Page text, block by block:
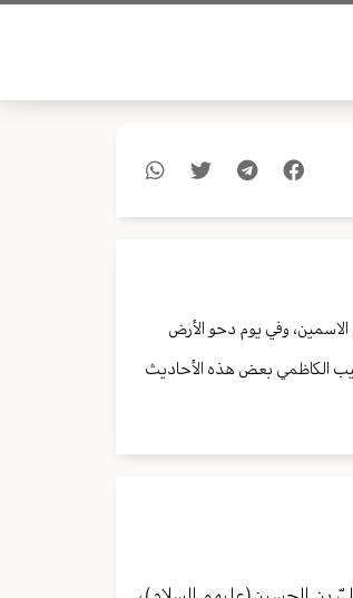
الاسمين، وفي يوم دحو الأرض
الكاظمي بعض هذه الأحاديث